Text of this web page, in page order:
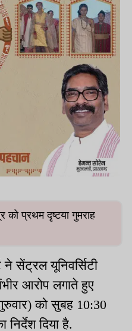
प्रथम दृष्टया गुमराह
ने सेंट्रल यूनिवर्सिटी
आरोप लगाते हुए
को सुबह 10:30
दिया है.